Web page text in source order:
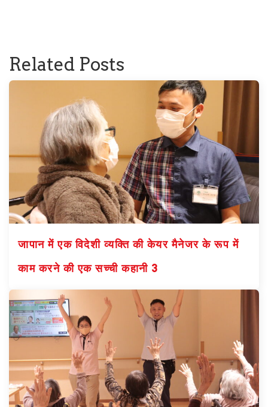
Related Posts
जापान में एक विदेशी व्यक्ति की केयर मैनेजर के रूप में
काम करने की एक सच्ची कहानी 3